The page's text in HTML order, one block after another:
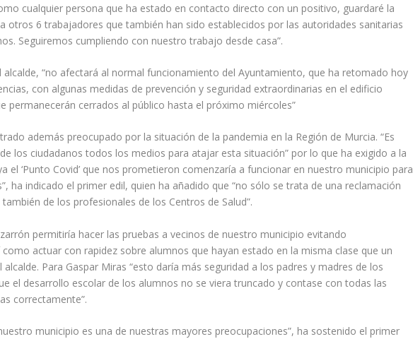
cualquier persona que ha estado en contacto directo con un positivo, guardaré la
otros 6 trabajadores que también han sido establecidos por las autoridades sanitarias
Seguiremos cumpliendo con nuestro trabajo desde casa”.
alcalde, “no afectará al normal funcionamiento del Ayuntamiento, que ha retomado hoy
con algunas medidas de prevención y seguridad extraordinarias en el edificio
permanecerán cerrados al público hasta el próximo miércoles”
además preocupado por la situación de la pandemia en la Región de Murcia. “Es
los ciudadanos todos los medios para atajar esta situación” por lo que ha exigido a la
el ‘Punto Covid’ que nos prometieron comenzaría a funcionar en nuestro municipio para
ha indicado el primer edil, quien ha añadido que “no sólo se trata de una reclamación
de los profesionales de los Centros de Salud”.
permitiría hacer las pruebas a vecinos de nuestro municipio evitando
actuar con rapidez sobre alumnos que hayan estado en la misma clase que un
Para Gaspar Miras “esto daría más seguridad a los padres y madres de los
el desarrollo escolar de los alumnos no se viera truncado y contase con todas las
correctamente”.
municipio es una de nuestras mayores preocupaciones”, ha sostenido el primer